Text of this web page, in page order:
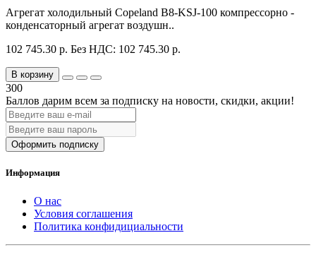
Агрегат холодильный Copeland B8-KSJ-100 компрессорно -
конденсаторный агрегат воздушн..
102 745.30 р. Без НДС: 102 745.30 р.
В корзину
300
Баллов дарим всем за подписку на новости, скидки, акции!
Оформить подписку
Информация
О нас
Условия соглашения
Политика конфидициальности